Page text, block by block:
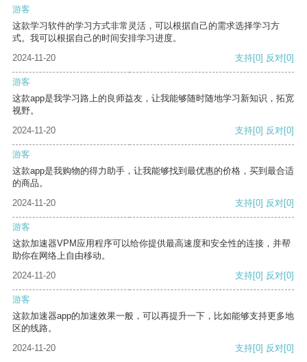
游客
这款学习软件的学习方式非常灵活，可以根据自己的需求选择学习方
式。我可以根据自己的时间安排学习进度。
2024-11-20
支持[0] 反对[0]
游客
这款app是我学习路上的良师益友，让我能够随时随地学习新知识，拓宽
视野。
2024-11-20
支持[0] 反对[0]
游客
这款app是我购物的得力助手，让我能够找到最优惠的价格，买到最合适
的商品。
2024-11-20
支持[0] 反对[0]
游客
这款加速器VPM应用程序可以给你提供最高速度和安全性的连接，并帮
助你在网络上自由移动。
2024-11-20
支持[0] 反对[0]
游客
这款加速器app的加速效果一般，可以再提升一下，比如能够支持更多地
区的线路。
2024-11-20
支持[0] 反对[0]